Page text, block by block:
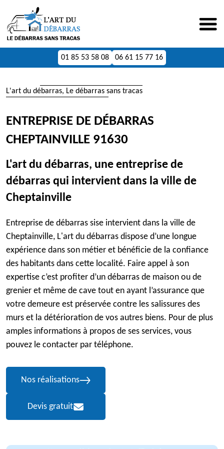
01 85 53 58 08 06 61 15 77 16
L'art du débarras, Le débarras sans tracas
ENTREPRISE DE DÉBARRAS
CHEPTAINVILLE 91630
L'art du débarras, une entreprise de
débarras qui intervient dans la ville de
Cheptainville
Entreprise de débarras sise intervient dans la ville de
Cheptainville, L'art du débarras dispose d’une longue
expérience dans son métier et bénéficie de la confiance
des habitants dans cette localité. Faire appel à son
expertise c’est profiter d’un débarras de maison ou de
grenier et même de cave tout en ayant l’assurance que
votre demeure est préservée contre les salissures des
murs et la détérioration de vos autres biens. Pour de plus
amples informations à propos de ses services, vous
pouvez le contacter par téléphone.
Nos réalisations
Devis gratuit